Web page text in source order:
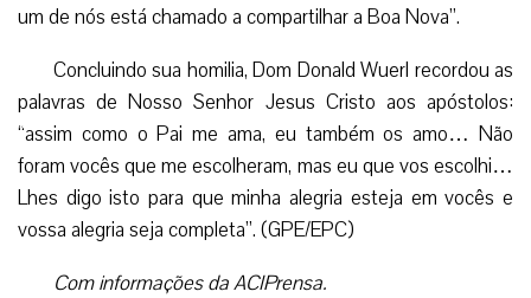
um de nós está chamado a compartilhar a Boa Nova”.
Concluindo sua homilia, Dom Donald Wuerl recordou as
palavras de Nosso Senhor Jesus Cristo aos apóstolos:
“assim como o Pai me ama, eu também os amo… Não
foram vocês que me escolheram, mas eu que vos escolhi…
Lhes digo isto para que minha alegria esteja em vocês e
vossa alegria seja completa”. (GPE/EPC)
Com informações da ACIPrensa.